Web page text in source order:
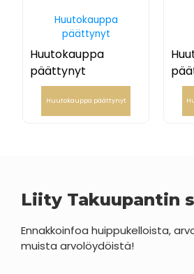
Huutokauppa
päättynyt
Huutokauppa
päättynyt
Huutokauppa päättynyt
Liity Takuupantin
Ennakkoinfoa huippukelloista,
muista arvolöydöistä!